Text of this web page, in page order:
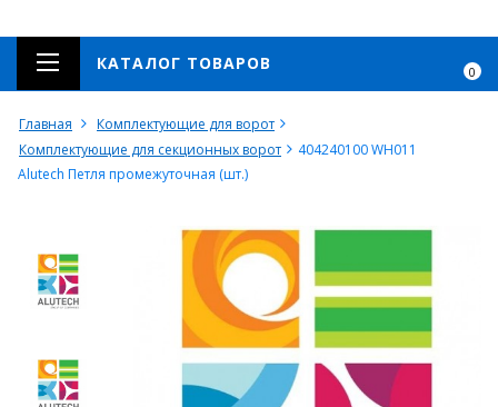
0
КАТАЛОГ ТОВАРОВ
Главная
Комплектующие для ворот
Комплектующие для секционных ворот
404240100 WH011
Alutech Петля промежуточная (шт.)